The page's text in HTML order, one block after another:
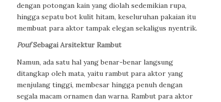
dengan potongan kain yang diolah sedemikian rupa,
hingga sepatu bot kulit hitam, keseluruhan pakaian itu
membuat para aktor tampak elegan sekaligus nyentrik.
PoufSebagai Arsitektur Rambut
Namun, ada satu hal yang benar-benar langsung
ditangkap oleh mata, yaitu rambut para aktor yang
menjulang tinggi, membesar hingga penuh dengan
segala macam ornamen dan warna. Rambut para aktor